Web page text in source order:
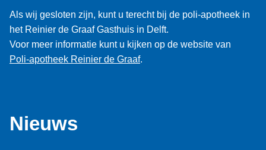
Als wij gesloten zijn, kunt u terecht bij de poli-apotheek in
het Reinier de Graaf Gasthuis in Delft.
Voor meer informatie kunt u kijken op de website van
Poli-apotheek Reinier de Graaf.
Nieuws